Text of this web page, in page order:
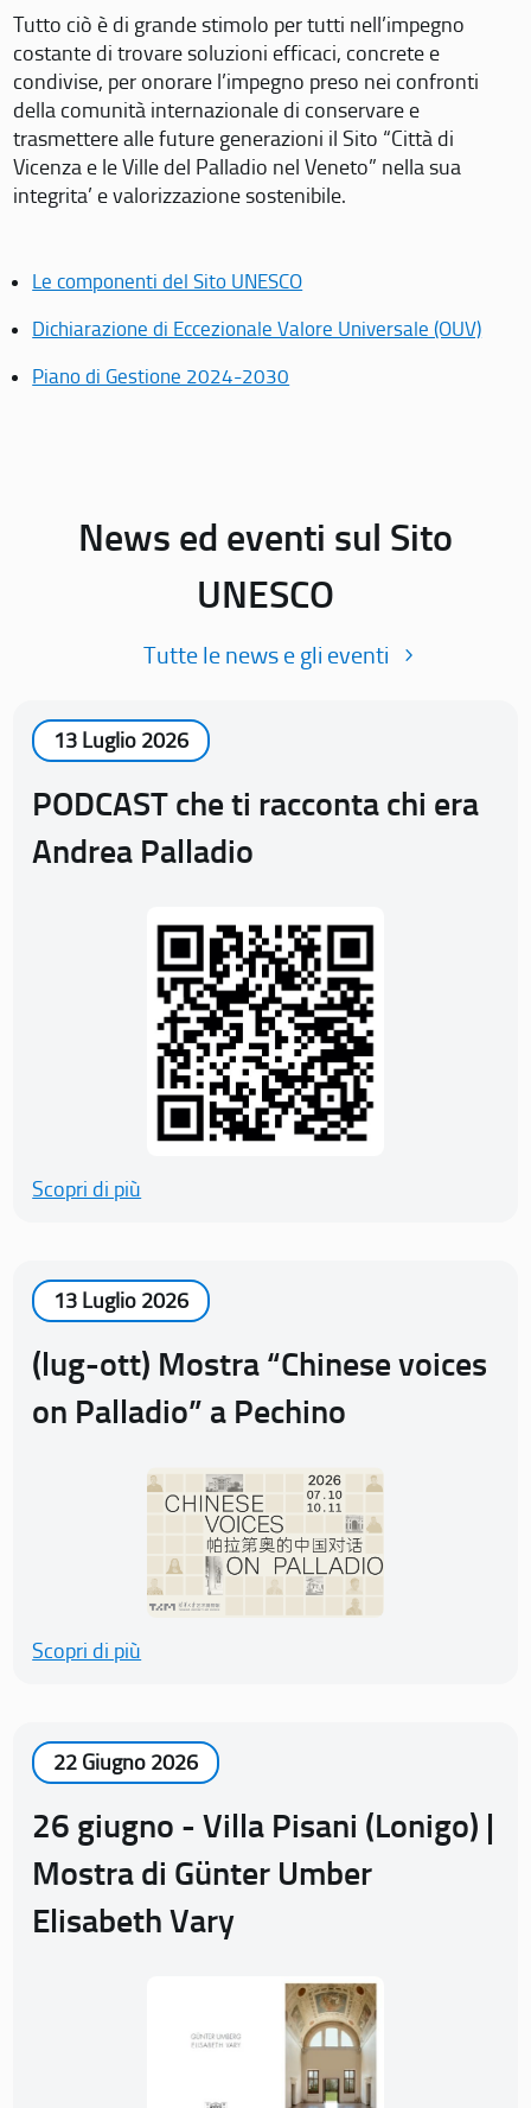
Tutto ciò è di grande stimolo per tutti nell’impegno
costante di trovare soluzioni efficaci, concrete e
condivise, per onorare l’impegno preso nei confronti
della comunità internazionale di conservare e
trasmettere alle future generazioni il Sito “Città di
Vicenza e le Ville del Palladio nel Veneto” nella sua
integrita’ e valorizzazione sostenibile.
Le componenti del Sito UNESCO
Dichiarazione di Eccezionale Valore Universale (OUV)
Piano di Gestione 2024-2030
News ed eventi sul Sito
UNESCO
Tutte le news e gli eventi
13 Luglio 2026
PODCAST che ti racconta chi era
Andrea Palladio
Scopri di più
13 Luglio 2026
(lug-ott) Mostra “Chinese voices
on Palladio” a Pechino
Scopri di più
22 Giugno 2026
26 giugno - Villa Pisani (Lonigo) |
Mostra di Günter Umber
Elisabeth Vary